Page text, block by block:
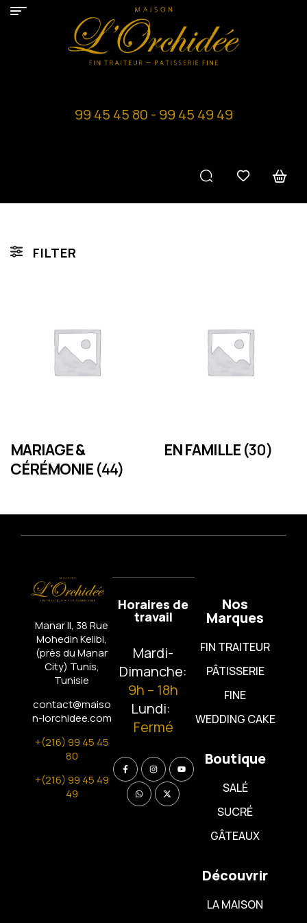
99 45 45 80 - 99 45 49 49
FILTER
MARIAGE &
CÉRÉMONIE (44)
EN FAMILLE (30)
Manar II, 38 Rue
Mohedin Kelibi,
(près du Manar
City) Tunis,
Tunisie
contact@maiso
n-lorchidee.com
+(216) 99 45 45
80
+(216) 99 45 49
49
Nos
Marques
FIN TRAITEUR
PÂTISSERIE
FINE
WEDDING CAKE
Boutique
SALÉ
SUCRÉ
GÂTEAUX
Découvrir
LA MAISON
Horaires de
travail
Mardi-
Dimanche:
9h – 18h
Lundi:
Fermé